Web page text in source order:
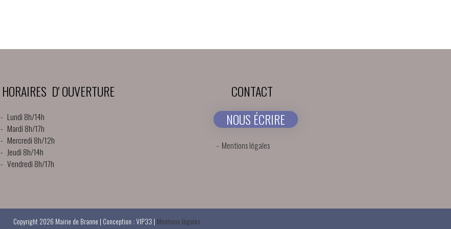
HORAIRES D' OUVERTURE
- Lundi 8h/14h
- Mardi 8h/17h
- Mercredi 8h/12h
- Jeudi 8h/14h
- Vendredi 8h/17h
CONTACT
NOUS ÉCRIRE
- Mentions légales
Copyright 2026 Mairie de Branne | Conception : VIP33 | Mentions légales